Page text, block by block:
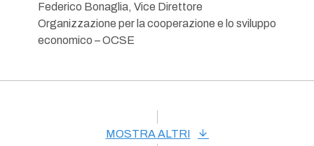
Federico Bonaglia, Vice Direttore
Organizzazione per la cooperazione e lo sviluppo
economico – OCSE
MOSTRA ALTRI